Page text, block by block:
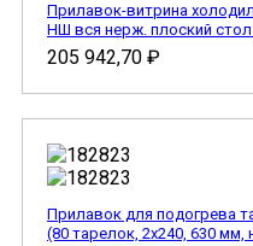
Прилавок-витрина
НШ вся нерж. плоский
205 942,70 ₽
Прилавок для подогрева
(80 тарелок, 2х240, 630 мм,